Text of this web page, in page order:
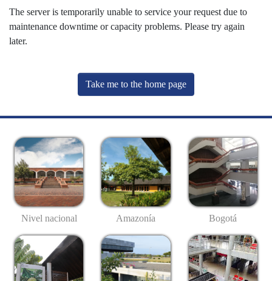
The server is temporarily unable to service your request due to
maintenance downtime or capacity problems. Please try again
later.
Take me to the home page
Nivel nacional Amazonía Bogotá